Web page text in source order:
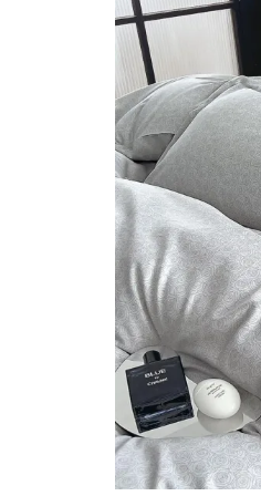
Lenjerii Creponate
Lenjerii de finet Iprimate Digital
Lenjerii de pat Bumbac 100%
Lenjerii de pat Finet + 2 Draperii
Lenjerii de pat Saten 4 piese cu